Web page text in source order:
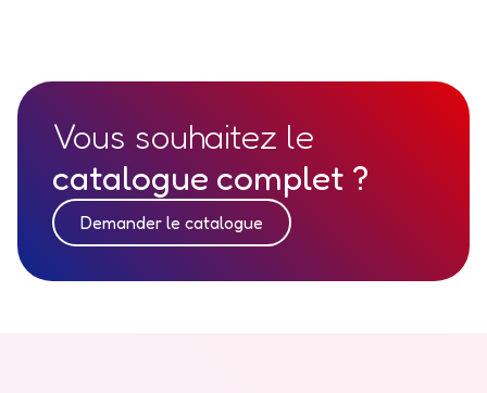
Vous souhaitez le
catalogue complet ?
Demander le catalogue